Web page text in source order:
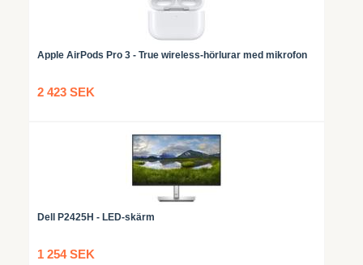
Apple AirPods Pro 3 - True wireless-hörlurar med mikrofon
2 423 SEK
Dell P2425H - LED-skärm
1 254 SEK